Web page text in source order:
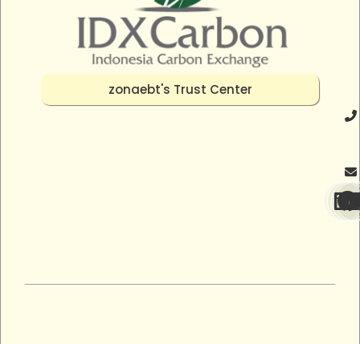
zonaebt's Trust Center